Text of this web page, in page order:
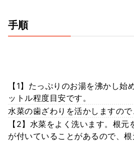
手順
【1】たっぷりのお湯を沸かし始
ットル程度目安です。
水菜の歯ざわりを活かしますので
【2】水菜をよく洗います。根
が付いていることがあるので、